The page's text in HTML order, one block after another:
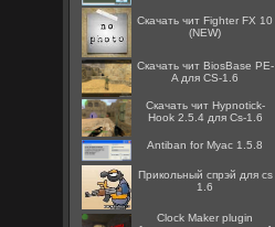
Скачать чит Fighter FX 10
(NEW)
Скачать чит BiosBase PE-
A для CS-1.6
Скачать чит Hypnotick-
Hook 2.5.4 для Cs-1.6
Antiban for Myac 1.5.8
Прикольный спрэй для cs
1.6
Clock Maker plugin